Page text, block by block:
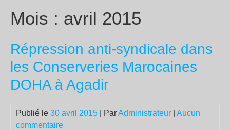
Mois : avril 2015
Répression anti-syndicale dans
les Conserveries Marocaines
DOHA à Agadir
Publié le 30 avril 2015 | ParAdministrateur
Aucun
commentaire